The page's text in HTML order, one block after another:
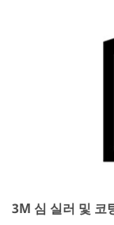
3M 심 실러 및 코